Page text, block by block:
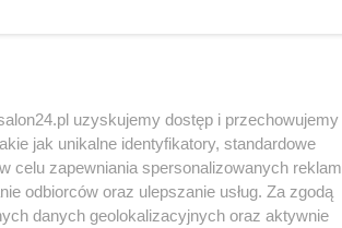
pielęgniarki pracujące
I które teraz oprócz
w takowym kursie,
będą: izby
się podziałem
wszelkiego rodzaju
uzyskujemy dostęp i przechowujemy
jak unikalne identyfikatory, standardowe
celu zapewniania spersonalizowanych reklam,
odbiorców oraz ulepszanie usług. Za zgodą
danych geolokalizacyjnych oraz aktywnie